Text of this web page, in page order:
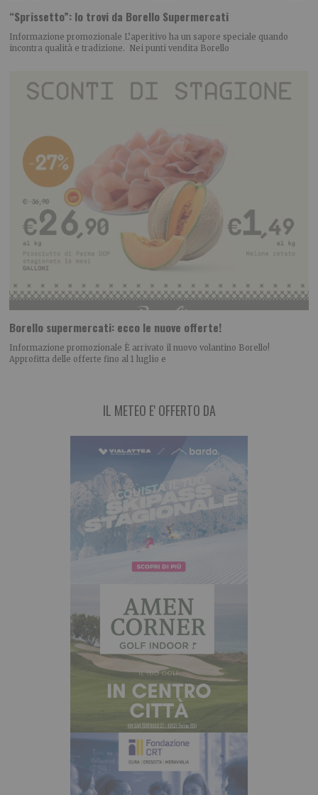
“Sprissetto”: lo trovi da Borello Supermercati
Informazione promozionale L’aperitivo ha un sapore speciale quando
incontra qualità e tradizione. Nei punti vendita Borello
Borello supermercati: ecco le nuove offerte!
Informazione promozionale È arrivato il nuovo volantino Borello!
Approfitta delle offerte fino al 1 luglio e
IL METEO E' OFFERTO DA